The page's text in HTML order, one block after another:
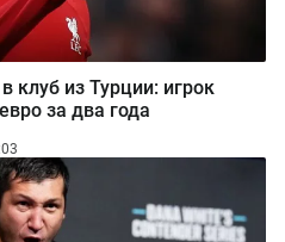
клуб из Турции: игрок
за два года